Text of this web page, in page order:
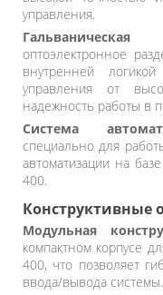
управления.
оптоэлектронное
внутренней
управления от
надежность работы в
Система
специально для
автоматизации на
400.
Конструктивные
Модульная
компактном корпусе
400, что позволяет
ввода/вывода системы.